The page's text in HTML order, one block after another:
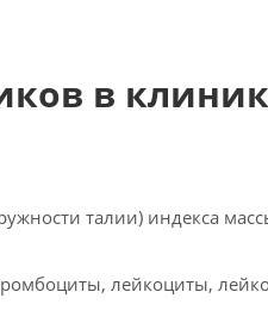
в
талии) индекса
лейкоциты,